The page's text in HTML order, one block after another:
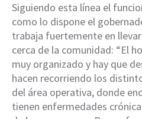
Siguiendo esta línea el
como lo dispone el
trabaja fuertemente en
cerca de la comunidad: “El
muy organizado y hay que
hacen recorriendo los
del área operativa, donde
tienen enfermedades